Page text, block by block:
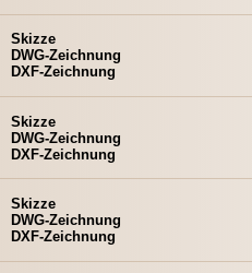
Skizze
DWG-Zeichnung
DXF-Zeichnung
Skizze
DWG-Zeichnung
DXF-Zeichnung
Skizze
DWG-Zeichnung
DXF-Zeichnung